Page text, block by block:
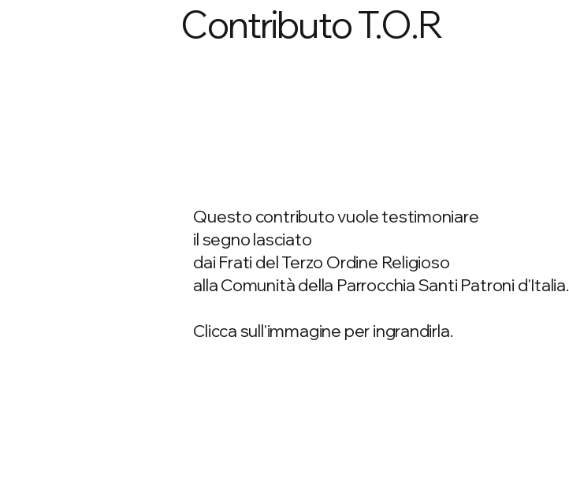
Contributo T.O.R
Questo contributo vuole testimoniare
il segno lasciato
dai Frati del Terzo Ordine Religioso
alla Comunità della Parrocchia Santi Patroni d'Italia.
Clicca sull'immagine per ingrandirla.